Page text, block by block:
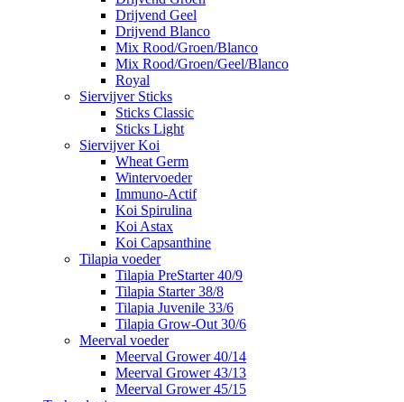
Drijvend Geel
Drijvend Blanco
Mix Rood/Groen/Blanco
Mix Rood/Groen/Geel/Blanco
Royal
Siervijver Sticks
Sticks Classic
Sticks Light
Siervijver Koi
Wheat Germ
Wintervoeder
Immuno-Actif
Koi Spirulina
Koi Astax
Koi Capsanthine
Tilapia voeder
Tilapia PreStarter 40/9
Tilapia Starter 38/8
Tilapia Juvenile 33/6
Tilapia Grow-Out 30/6
Meerval voeder
Meerval Grower 40/14
Meerval Grower 43/13
Meerval Grower 45/15